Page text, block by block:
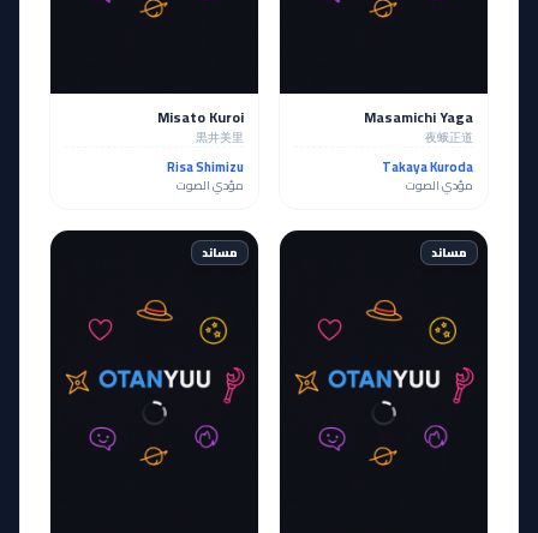
Masamichi Yaga
夜蛾正道
Takaya Kuroda
مؤدي الصوت
Misato Kuroi
黒井美里
Risa Shimizu
مؤدي الصوت
مساند مساند